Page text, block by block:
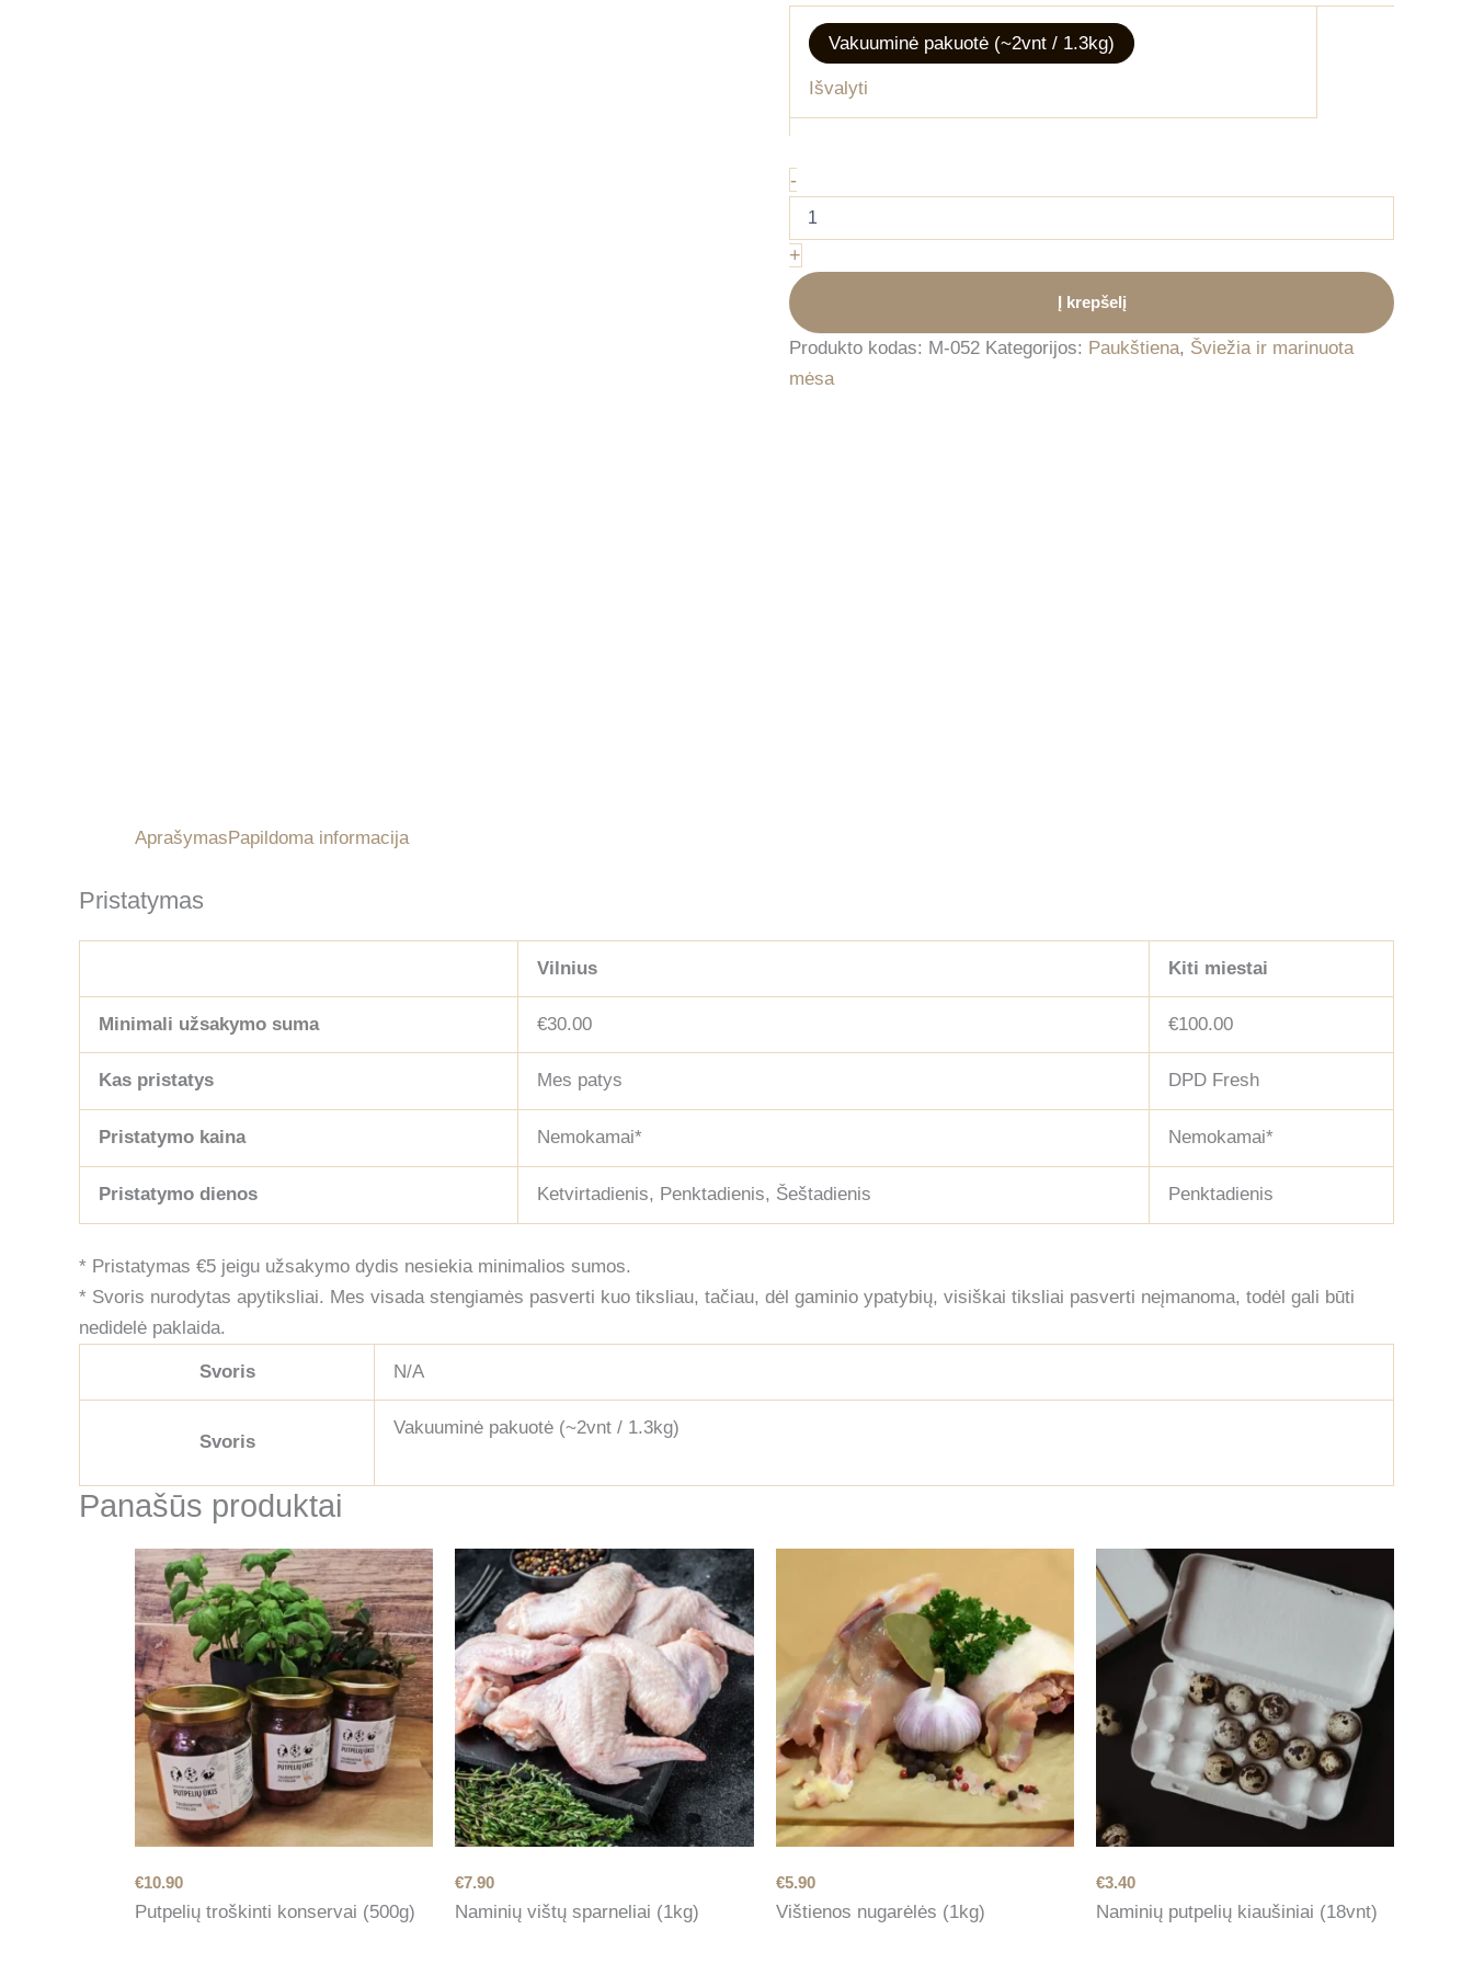
Vakuuminė pakuotė (~2vnt / 1.3kg)
Išvalyti
-produkto
kiekis:
Naminės
vištienos
ketvirčiai
(1.3kg)
+
Į krepšelį
Produkto kodas: M-052 Kategorijos: Paukštiena, Šviežia ir marinuota
mėsa
Aprašymas Papildoma informacija
Pristatymas
Vilnius Kiti miestai
Minimali užsakymo suma €30.00 €100.00
Kas pristatys Mes patys DPD Fresh
Pristatymo kaina Nemokamai* Nemokamai*
Pristatymo dienos Ketvirtadienis, Penktadienis, Šeštadienis Penktadienis
* Pristatymas €5 jeigu užsakymo dydis nesiekia minimalios sumos.
* Svoris nurodytas apytiksliai. Mes visada stengiamės pasverti kuo tiksliau, tačiau, dėl gaminio ypatybių, visiškai tiksliai pasverti neįmanoma, todėl gali būti
nedidelė paklaida.
Svoris N/A
Svoris
Vakuuminė pakuotė (~2vnt / 1.3kg)
Panašūs produktai
€10.90
Putpelių troškinti konservai (500g)
€7.90
Naminių vištų sparneliai (1kg)
€5.90
Vištienos nugarėlės (1kg)
€3.40
Naminių putpelių kiaušiniai (18vnt)